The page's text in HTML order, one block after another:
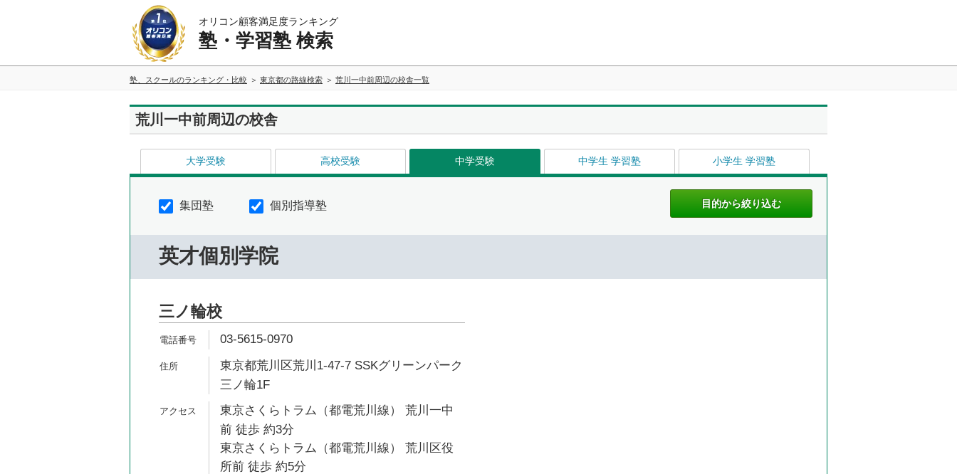
オリコン顧客満足度ランキング
塾・学習塾 検索
塾、スクールのランキング・比較 東京都の路線検索 荒川一中前周辺の校舎一覧
荒川一中前周辺の校舎
大学受験 高校受験 中学受験 中学生 学習塾 小学生 学習塾
集団塾 個別指導塾
英才個別学院
三ノ輪校
03-5615-0970
東京都荒川区荒川1-47-7 SSKグリーンパーク
三ノ輪1F
東京さくらトラム（都電荒川線） 荒川一中
前 徒歩 約3分
東京さくらトラム（都電荒川線） 荒川区役
所前 徒歩 約5分